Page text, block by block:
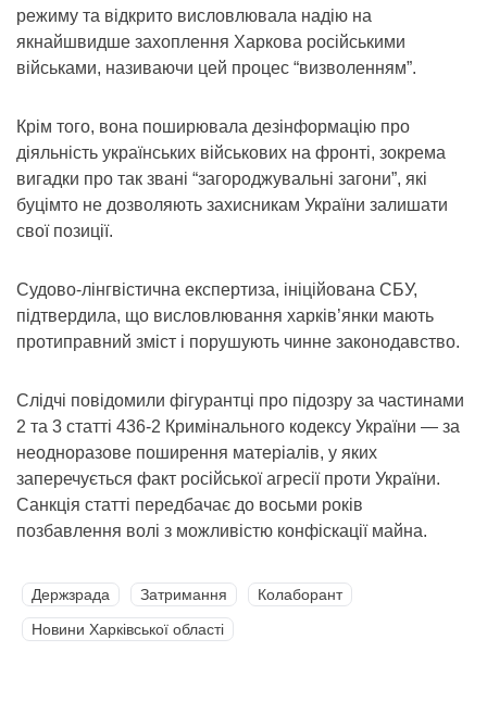
режиму та відкрито висловлювала надію на
якнайшвидше захоплення Харкова російськими
військами, називаючи цей процес “визволенням”.
Крім того, вона поширювала дезінформацію про
діяльність українських військових на фронті, зокрема
вигадки про так звані “загороджувальні загони”, які
буцімто не дозволяють захисникам України залишати
свої позиції.
Судово-лінгвістична експертиза, ініційована СБУ,
підтвердила, що висловлювання харків’янки мають
протиправний зміст і порушують чинне законодавство.
Слідчі повідомили фігурантці про підозру за частинами
2 та 3 статті 436-2 Кримінального кодексу України — за
неодноразове поширення матеріалів, у яких
заперечується факт російської агресії проти України.
Санкція статті передбачає до восьми років
позбавлення волі з можливістю конфіскації майна.
Держзрада Затримання
Колаборант
Новини Харківської області